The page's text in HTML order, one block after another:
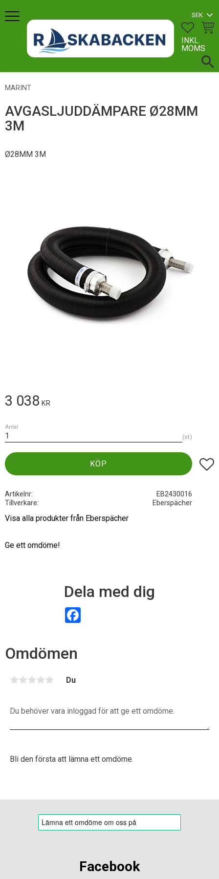
Meny
INKL.
MOMS
MARINT
AVGASLJUDDÄMPARE Ø28MM
3M
Ø28MM 3M
3 038 KR
Antal
st
KÖP Lägg
Artikelnr
EB2430016
Tillverkare
Eberspächer
Visa alla produkter från Eberspächer
Ge ett omdöme!
Dela med dig
Omdömen
Du
Bli den första att lämna ett omdöme.
Facebook